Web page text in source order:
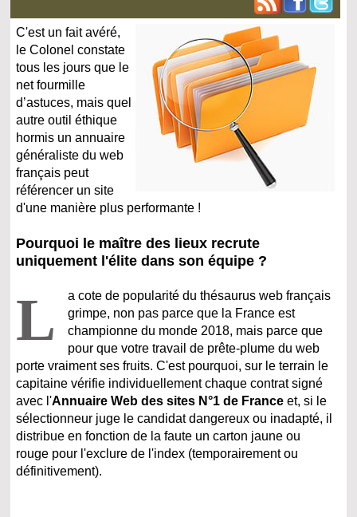
C'est un fait avéré,
le Colonel constate
tous les jours que le
net fourmille
d’astuces, mais quel
autre outil éthique
hormis un annuaire
généraliste du web
français peut
référencer un site
d'une manière plus performante !
Pourquoi le maître des lieux recrute
uniquement l'élite dans son équipe ?
L
a cote de popularité du thésaurus web français
grimpe, non pas parce que la France est
championne du monde 2018, mais parce que
pour que votre travail de prête-plume du web
porte vraiment ses fruits. C'est pourquoi, sur le terrain le
capitaine vérifie individuellement chaque contrat signé
avec l'Annuaire Web des sites N°1 de France et, si le
sélectionneur juge le candidat dangereux ou inadapté, il
distribue en fonction de la faute un carton jaune ou
rouge pour l'exclure de l'index (temporairement ou
définitivement).